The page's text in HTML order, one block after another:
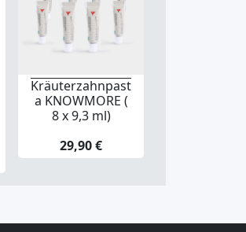
Kräuterzahnpast
a KNOWMORE (
8 x 9,3 ml)
29,90 €